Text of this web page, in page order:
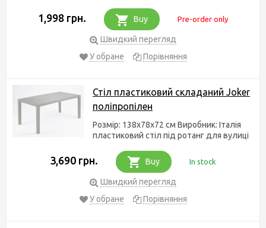
1,998 грн. Buy Pre-order only
Швидкий перегляд
У обране
Порівняння
Стіл пластиковий складаний Joker
поліпропілен
Розмір: 138x78x72 см Виробник: Італія
пластиковий стіл під ротанг для вулиці
3,690 грн. Buy In stock
Швидкий перегляд
У обране
Порівняння